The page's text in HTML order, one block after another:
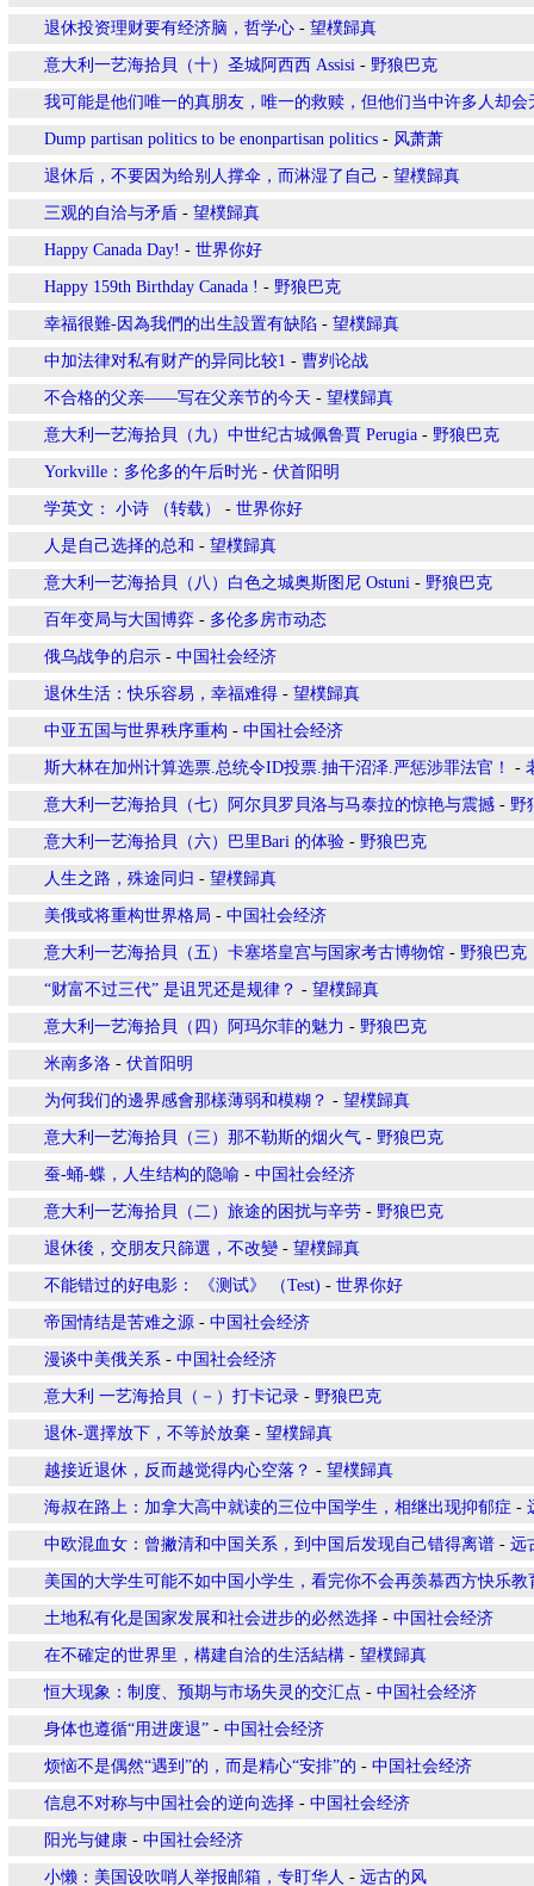
退休投资理财要有经济脑，哲学心 - 望樸歸真
意大利一艺海拾貝（十）圣城阿西西 Assisi - 野狼巴克
我可能是他们唯一的真朋友，唯一的救赎，但他们当中许多人却会
Dump partisan politics to be enonpartisan politics - 风萧萧
退休后，不要因为给别人撑伞，而淋湿了自己 - 望樸歸真
三观的自洽与矛盾 - 望樸歸真
Happy Canada Day! - 世界你好
Happy 159th Birthday Canada ! - 野狼巴克
幸福很難-因為我們的出生設置有缺陷 - 望樸歸真
中加法律对私有财产的异同比较1 - 曹刿论战
不合格的父亲——写在父亲节的今天 - 望樸歸真
意大利一艺海拾貝（九）中世纪古城佩鲁賈 Perugia - 野狼巴克
Yorkville：多伦多的午后时光 - 伏首阳明
学英文： 小诗 （转载） - 世界你好
人是自己选择的总和 - 望樸歸真
意大利一艺海拾貝（八）白色之城奥斯图尼 Ostuni - 野狼巴克
百年变局与大国博弈 - 多伦多房市动态
俄乌战争的启示 - 中国社会经济
退休生活：快乐容易，幸福难得 - 望樸歸真
中亚五国与世界秩序重构 - 中国社会经济
斯大林在加州计算选票.总统令ID投票.抽干沼泽.严惩涉罪法官！ -
意大利一艺海拾貝（七）阿尔貝罗貝洛与马泰拉的惊艳与震撼 - 野
意大利一艺海拾貝（六）巴里Bari 的体验 - 野狼巴克
人生之路，殊途同归 - 望樸歸真
美俄或将重构世界格局 - 中国社会经济
意大利一艺海拾貝（五）卡塞塔皇宫与国家考古博物馆 - 野狼巴克
“财富不过三代” 是诅咒还是规律？ - 望樸歸真
意大利一艺海拾貝（四）阿玛尔菲的魅力 - 野狼巴克
米南多洛 - 伏首阳明
为何我们的邊界感會那樣薄弱和模糊？ - 望樸歸真
意大利一艺海拾貝（三）那不勒斯的烟火气 - 野狼巴克
蚕-蛹-蝶，人生结构的隐喻 - 中国社会经济
意大利一艺海拾貝（二）旅途的困扰与辛劳 - 野狼巴克
退休後，交朋友只篩選，不改變 - 望樸歸真
不能错过的好电影： 《测试》 （Test) - 世界你好
帝国情结是苦难之源 - 中国社会经济
漫谈中美俄关系 - 中国社会经济
意大利 一艺海拾貝（－）打卡记录 - 野狼巴克
退休-選擇放下，不等於放棄 - 望樸歸真
越接近退休，反而越觉得内心空落？ - 望樸歸真
海叔在路上：加拿大高中就读的三位中国学生，相继出现抑郁症 -
中欧混血女：曾撇清和中国关系，到中国后发现自己错得离谱 - 远
美国的大学生可能不如中国小学生，看完你不会再羡慕西方快乐教
土地私有化是国家发展和社会进步的必然选择 - 中国社会经济
在不確定的世界里，構建自洽的生活結構 - 望樸歸真
恒大现象：制度、预期与市场失灵的交汇点 - 中国社会经济
身体也遵循“用进废退” - 中国社会经济
烦恼不是偶然“遇到”的，而是精心“安排”的 - 中国社会经济
信息不对称与中国社会的逆向选择 - 中国社会经济
阳光与健康 - 中国社会经济
小懒：美国设吹哨人举报邮箱，专盯华人 - 远古的风